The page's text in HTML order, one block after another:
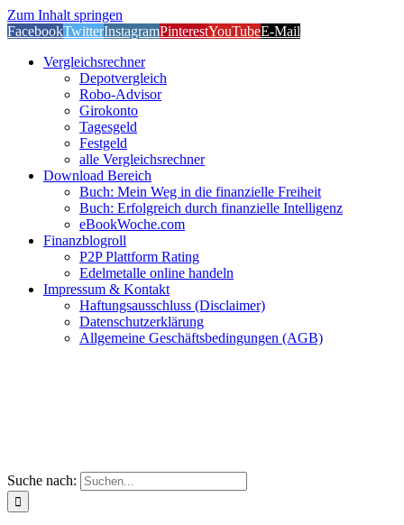
Zum Inhalt springen
FacebookTwitterInstagramPinterestYouTubeE-Mail
Vergleichsrechner
Depotvergleich
Robo-Advisor
Girokonto
Tagesgeld
Festgeld
alle Vergleichsrechner
Download Bereich
Buch: Mein Weg in die finanzielle Freiheit
Buch: Erfolgreich durch finanzielle Intelligenz
eBookWoche.com
Finanzblogroll
P2P Plattform Rating
Edelmetalle online handeln
Impressum & Kontakt
Haftungsausschluss (Disclaimer)
Datenschutzerklärung
Allgemeine Geschäftsbedingungen (AGB)
Suche nach: